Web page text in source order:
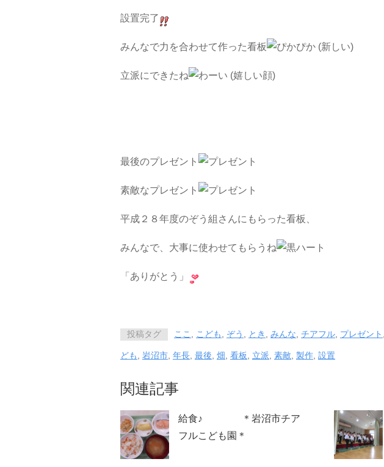
設置完了
みんなで力を合わせて作った看板
立派にできたね
最後のプレゼント
素敵なプレゼント
平成２８年度のぞう組さんにもらった看板、
みんなで、大事に使わせてもらうね
「ありがとう」
投稿タグ ここ こども ぞう とき みんな チアフル プレゼント
ども 岩沼市 年長 最後 畑 看板 立派 素敵 製作 設置
関連記事
給食♪ ＊岩沼市チア
フルこども園＊